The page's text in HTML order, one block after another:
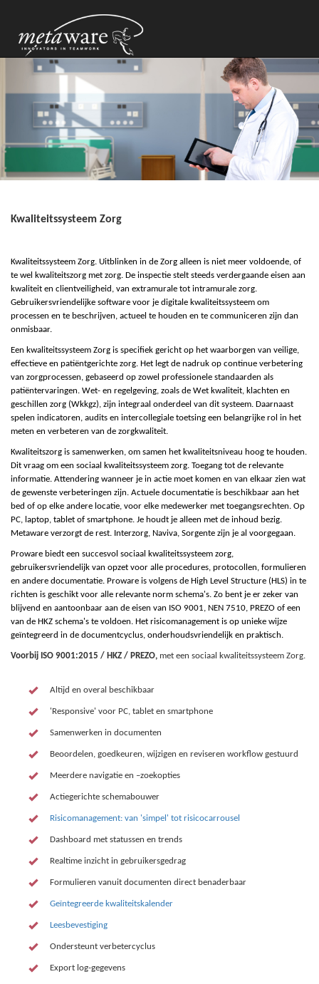
Kwaliteitssysteem Zorg
Kwaliteitssysteem Zorg. Uitblinken in de Zorg alleen is niet meer voldoende, of
te wel
kwaliteitszorg met zorg. De inspectie stelt steeds verdergaande eisen aan
kwaliteit en clientveiligheid, van extramurale tot intramurale zorg.
Gebruikersvriendelijke software voor je digitale kwaliteitssysteem om
processen en te beschrijven, actueel te houden en te communiceren zijn dan
onmisbaar.
Een kwaliteitssysteem Zorg is specifiek gericht op het waarborgen van veilige,
effectieve en patiëntgerichte zorg. Het legt de nadruk op continue verbetering
van zorgprocessen, gebaseerd op zowel professionele standaarden als
patiëntervaringen. Wet- en regelgeving, zoals de Wet kwaliteit, klachten en
geschillen zorg (Wkkgz), zijn integraal onderdeel van dit systeem. Daarnaast
spelen indicatoren, audits en intercollegiale toetsing een belangrijke rol in het
meten en verbeteren van de zorgkwaliteit.
Kwaliteitszorg is samenwerken, om samen het kwaliteitsniveau hoog te houden.
Dit vraag om een sociaal kwaliteitssysteem zorg. Toegang tot de relevante
informatie. Attendering wanneer je in actie moet komen en van elkaar zien wat
de gewenste verbeteringen zijn. Actuele documentatie is beschikbaar aan het
bed of op elke andere locatie, voor elke medewerker met toegangsrechten. Op
PC, laptop, tablet of smartphone. Je houdt je alleen met de inhoud bezig.
Metaware verzorgt de rest. Interzorg, Naviva, Sorgente zijn je al voorgegaan.
Proware biedt een succesvol sociaal kwaliteitssysteem zorg,
gebruikersvriendelijk van opzet voor alle procedures, protocollen, formulieren
en andere documentatie. Proware is volgens de High Level Structure (HLS) in te
richten is geschikt voor alle relevante norm schema's. Zo bent je er zeker van
blijvend en aantoonbaar aan de eisen van ISO 9001, NEN 7510, PREZO of een
van de H KZ schema's te voldoen. Het risicomanagement is op unieke wijze
geïntegreerd in de documentcyclus, onderhoudsvriendelijk en praktisch.
Voorbij ISO 9001:2015 / HKZ / PREZO, met een sociaal kwaliteitssysteem Zorg.
Altijd en overal beschikbaar
'Responsive' voor PC, tablet en smartphone
Samenwerken in documenten
Beoordelen, goedkeuren, wijzigen en reviseren workflow gestuurd
Meerdere navigatie en –zoekopties
Actiegerichte schemabouwer
Risicomanagement: van 'simpel' tot risicocarrousel
Dashboard met statussen en trends
Realtime inzicht in gebruikersgedrag
Formulieren vanuit documenten direct benaderbaar
Geïntegreerde kwaliteitskalender
Leesbevestiging
Ondersteunt verbetercyclus
Export log-gegevens